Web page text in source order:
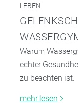
LEBEN
Warum
echter
zu beachten ist.
mehr lesen